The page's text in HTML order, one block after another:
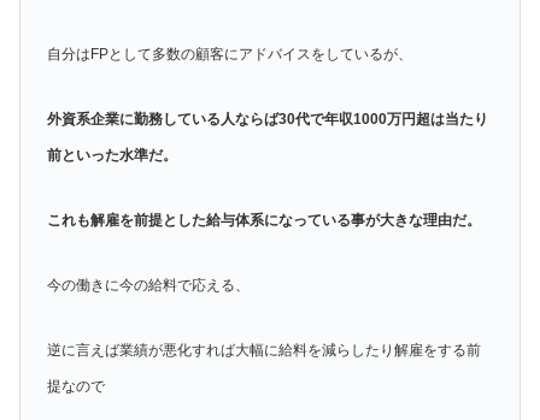
自分はFPとして多数の顧客にアドバイスをしているが、
外資系企業に勤務している人ならば30代で年収1000万円超は当たり
前といった水準だ。
これも解雇を前提とした給与体系になっている事が大きな理由だ。
今の働きに今の給料で応える、
逆に言えば業績が悪化すれば大幅に給料を減らしたり解雇をする前
提なので